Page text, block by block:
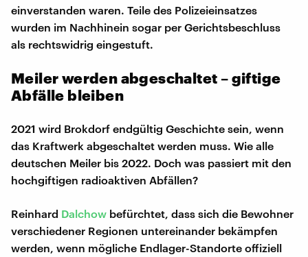
einverstanden waren. Teile des Polizeieinsatzes
wurden im Nachhinein sogar per Gerichtsbeschluss
als rechtswidrig eingestuft.
Meiler werden abgeschaltet – giftige
Abfälle bleiben
2021 wird Brokdorf endgültig Geschichte sein, wenn
das Kraftwerk abgeschaltet werden muss. Wie alle
deutschen Meiler bis 2022. Doch was passiert mit den
hochgiftigen radioaktiven Abfällen?
Reinhard Dalchow befürchtet, dass sich die Bewohner
verschiedener Regionen untereinander bekämpfen
werden, wenn mögliche Endlager-Standorte offiziell